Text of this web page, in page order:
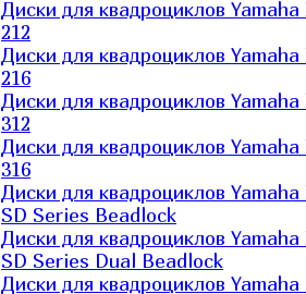
Диски для квадроциклов
212
Диски для квадроциклов
216
Диски для квадроциклов
312
Диски для квадроциклов
316
Диски для квадроциклов
SD Series Beadlock
Диски для квадроциклов
SD Series Dual Beadlock
Диски для квадроциклов Yamaha